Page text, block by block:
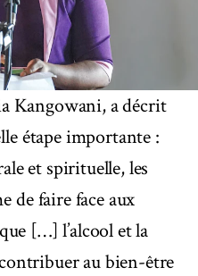
Kangowani, a décrit
étape importante :
et spirituelle, les
de faire face aux
[…] l’alcool et la
au bien-être